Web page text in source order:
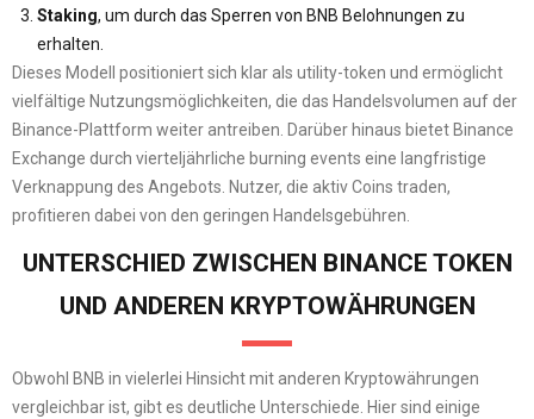
Staking, um durch das Sperren von BNB Belohnungen zu
erhalten.
Dieses Modell positioniert sich klar als utility-token und ermöglicht
vielfältige Nutzungsmöglichkeiten, die das Handelsvolumen auf der
Binance-Plattform weiter antreiben. Darüber hinaus bietet Binance
Exchange durch vierteljährliche burning events eine langfristige
Verknappung des Angebots. Nutzer, die aktiv Coins traden,
profitieren dabei von den geringen Handelsgebühren.
UNTERSCHIED ZWISCHEN BINANCE TOKEN
UND ANDEREN KRYPTOWÄHRUNGEN
Obwohl BNB in vielerlei Hinsicht mit anderen Kryptowährungen
vergleichbar ist, gibt es deutliche Unterschiede. Hier sind einige